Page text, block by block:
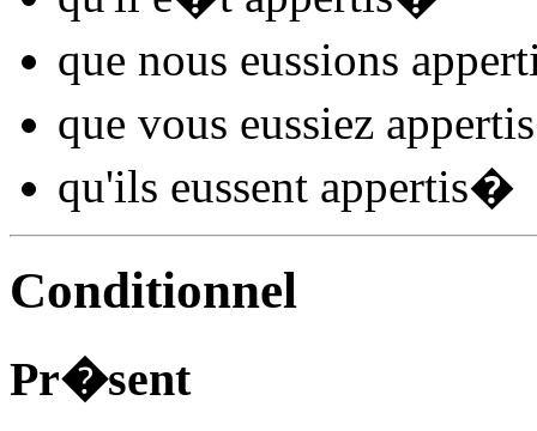
que nous eussions
que vous eussiez appertis
qu'ils eussent appertis�
Conditionnel
Pr�sent